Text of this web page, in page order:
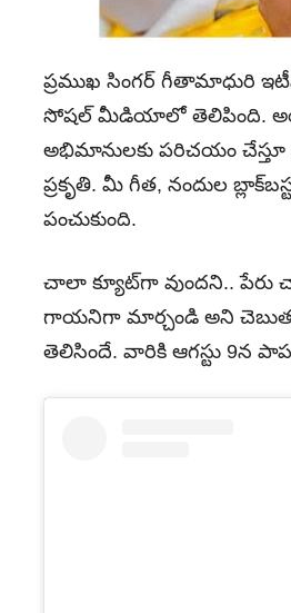
ప్రముఖ సింగర్‌ గీతామాధురి
సోషల్ మీడియాలో తెలిపింది.
అభిమానులకు పరిచయం
ప్రకృతి. మీ గీత, నందుల
పంచుకుంది.
చాలా క్యూట్‌గా వుందని.. పేరు
గాయనిగా మార్చండి అని
తెలిసిందే. వారికి ఆగస్టు 9న పాప